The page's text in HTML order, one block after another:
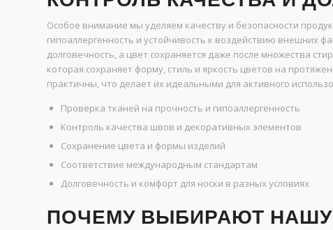
Особое внимание мы уделяем качеству и безопасности
гипоаллергенность и устойчивость к воздействию внешних
долговечность, а цвет сохраняется даже после множества
которая сохраняет форму, стиль и яркость цветов на
практичны, что делает их идеальными для активного
Проверка тканей на прочность и гипоаллергенность
Контроль качества швов и декоративных элементов
Сохранение цвета и формы изделий
Соответствие международным стандартам
Долговечность и комфорт для носки в разных условиях
ПОЧЕМУ ВЫБИРАЮТ